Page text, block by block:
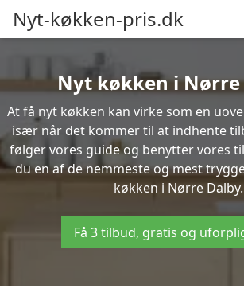
Nyt-køkken-pris.dk
Nyt køkken i Nørre
At få nyt køkken kan virke som en
især når det kommer til at indhente
følger vores guide og benytter vores
du en af de nemmeste og mest
køkken i Nørre Dalby.
Få 3 tilbud, gratis og